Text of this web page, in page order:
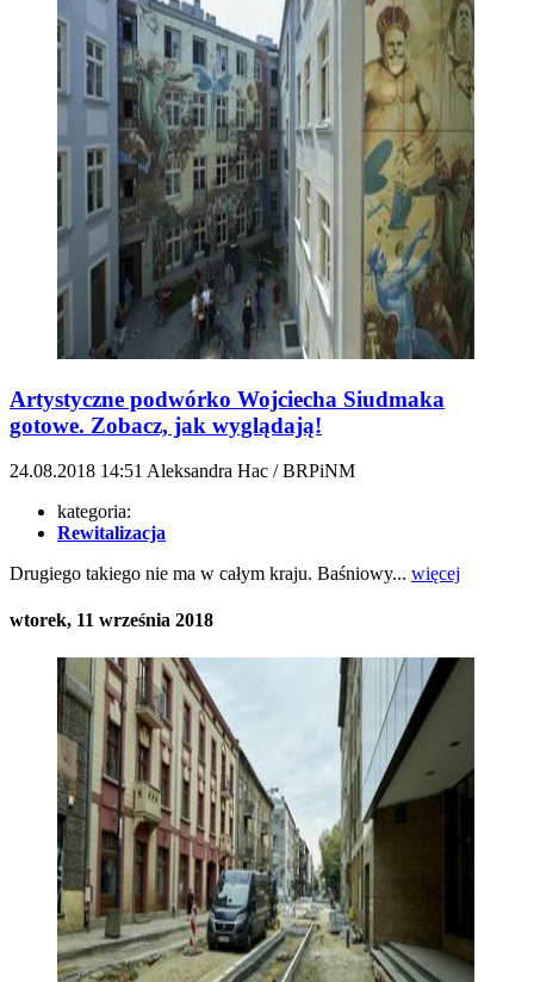
Artystyczne podwórko Wojciecha Siudmaka
gotowe. Zobacz, jak wyglądają!
24.08.2018 14:51 Aleksandra Hac / BRPiNM
kategoria:
Rewitalizacja
Drugiego takiego nie ma w całym kraju. Baśniowy... więcej
wtorek, 11 września 2018